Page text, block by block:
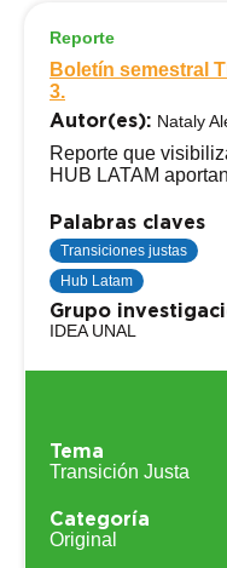
Reporte
Boletín semestral
3.
Autor(es): Nataly
Reporte que
HUB LATAM
las transiciones
Palabras claves
Transiciones justas
Hub Latam
Grupo
IDEA UNAL
Tema
Transición Justa
Categoría
Original